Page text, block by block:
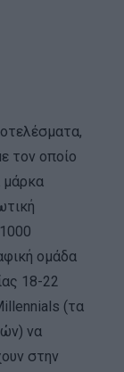
τον οποίο
μάρκα
ομάδα
18-22
(τα
να
στην